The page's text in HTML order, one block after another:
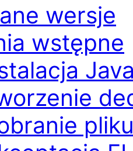
wersje
wstępne